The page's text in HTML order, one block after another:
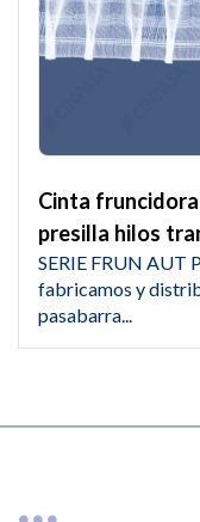
Cinta
presilla hilos
SERIE FRUN AUT
fabricamos y
pasabarra...